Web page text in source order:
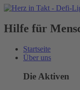
Hilfe für
Startseite
Über uns
Die Aktiven